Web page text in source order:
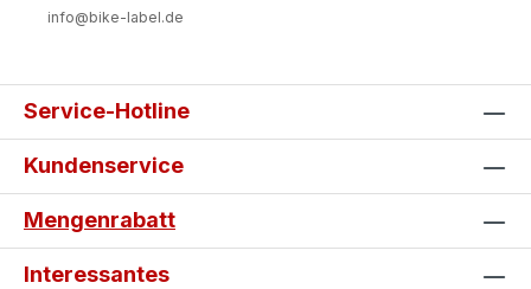
info@bike-label.de
Service-Hotline
Kundenservice
Mengenrabatt
Interessantes